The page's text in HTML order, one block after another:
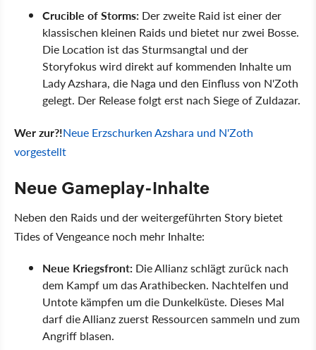
Crucible of Storms: Der zweite Raid ist einer der
klassischen kleinen Raids und bietet nur zwei Bosse.
Die Location ist das Sturmsangtal und der
Storyfokus wird direkt auf kommenden Inhalte um
Lady Azshara, die Naga und den Einfluss von N'Zoth
gelegt. Der Release folgt erst nach Siege of Zuldazar.
Wer zur?!Neue Erzschurken Azshara und N'Zoth
vorgestellt
Neue Gameplay-Inhalte
Neben den Raids und der weitergeführten Story bietet
Tides of Vengeance noch mehr Inhalte:
Neue Kriegsfront: Die Allianz schlägt zurück nach
dem Kampf um das Arathibecken. Nachtelfen und
Untote kämpfen um die Dunkelküste. Dieses Mal
darf die Allianz zuerst Ressourcen sammeln und zum
Angriff blasen.